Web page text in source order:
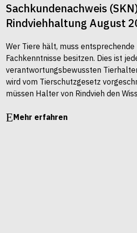
Sachkundenachweis
Rindviehhaltung August
Wer Tiere hält, muss entsprechende
Fachkenntnisse besitzen. Dies ist
verantwortungsbewussten
wird vom Tierschutzgesetz
müssen Halter von Rindvieh den
Mehr erfahren